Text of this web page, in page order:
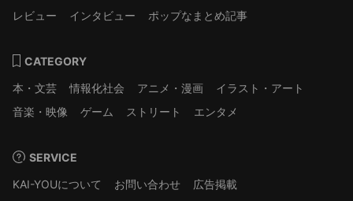
レビュー
インタビュー ポップなまとめ記事
CATEGORY
本・文芸
情報化社会 アニメ・漫画
イラスト・アート
音楽・映像
ゲーム ストリート エンタメ
SERVICE
KAI-YOUについて
お問い合わせ 広告掲載